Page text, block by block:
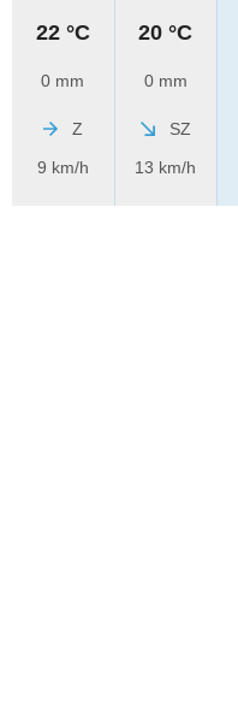
22 °C
0 mm
Z
9 km/h
20 °C
0 mm
SZ
13 km/h